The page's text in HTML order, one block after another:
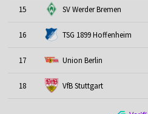
15 SV Werder Bremen
16 TSG 1899 Hoffenheim
17 Union Berlin
18 VfB Stuttgart